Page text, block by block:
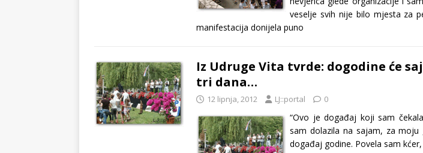
veselje svih nije bilo mjesta za
manifestacija donijela puno
Iz Udruge Vita tvrde: dogodine će
tri dana…
12 lipnja, 2012 LJ::portal 0
“Ovo je događaj koji sam
sam dolazila na sajam, za
događaj godine. Povela sam